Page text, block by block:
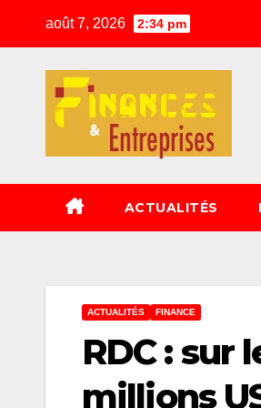
content
août 7, 2026 2:34 pm
ACTUALITÉS
ACTUALITÉS FINANCE
RDC : sur
millions